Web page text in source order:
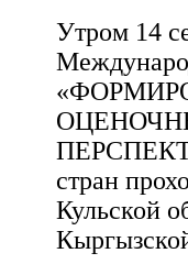
Утром 14
стран
Кульской